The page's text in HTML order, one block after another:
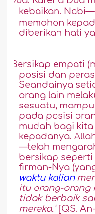
kebaikan. Nabi—
memohon
diberikan hati
Bersikap empati
posisi dan
Seandainya
orang lain
sesuatu,
pada posisi
mudah bagi
kepadanya.
—telah me
bersikap seperti
firman-Nya
waktu kalian
itu orang-orang
tidak berbaik
mereka."[QS.